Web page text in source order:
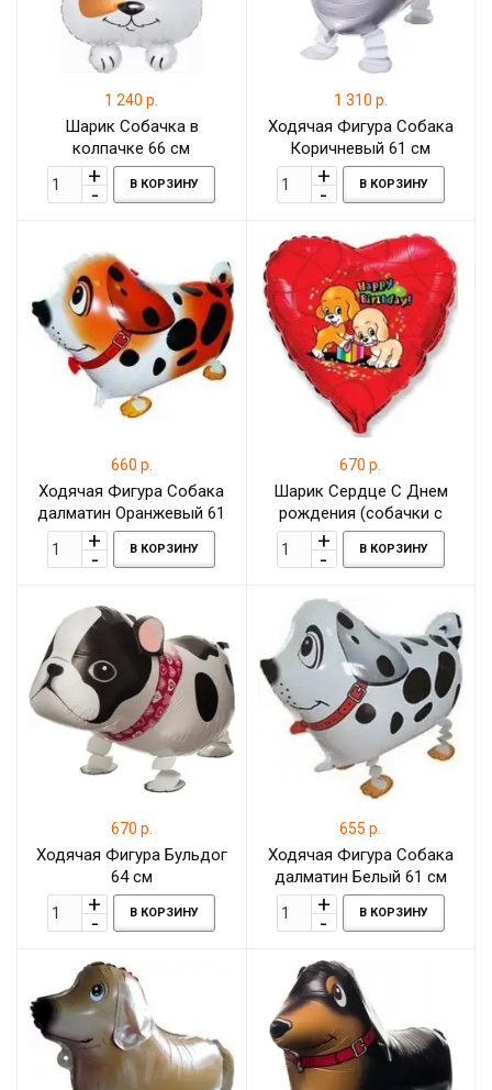
1 240 р.
Шарик Собачка в
колпачке 66 см
В КОРЗИНУ
1 310 р.
Ходячая Фигура Собака
Коричневый 61 см
В КОРЗИНУ
660 р.
Ходячая Фигура Собака
далматин Оранжевый 61
см
В КОРЗИНУ
670 р.
Шарик Сердце С Днем
рождения (собачки с
подарком) Красный 46 см
В КОРЗИНУ
670 р.
Ходячая Фигура Бульдог
64 см
В КОРЗИНУ
655 р.
Ходячая Фигура Собака
далматин Белый 61 см
В КОРЗИНУ